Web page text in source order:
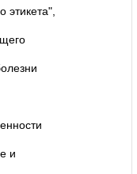
этикета",
и